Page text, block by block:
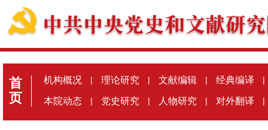
首
页
机构概况 | 理论研究 | 文献编辑 | 经典编译 |
本院动态 | 党史研究 | 人物研究 | 对外翻译 |